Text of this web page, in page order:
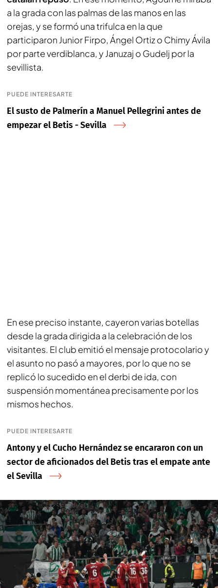
a la grada con las palmas de las manos en las
orejas, y se formó una trifulca en la que
participaron Junior Firpo, Ángel Ortiz o Chimy Ávila
por parte verdiblanca, y Januzaj o Gudelj por la
sevillista.
PUEDE INTERESARTE
El susto de Palmerín a Manuel Pellegrini antes de
empezar el Betis - Sevilla
En ese preciso instante, cayeron varias botellas
desde la grada dirigida a la celebración de los
visitantes. El club emitió el mensaje protocolario y
el asunto no pasó a mayores, por lo que no se
replicó lo sucedido en el derbi de ida, con
suspensión momentánea precisamente por los
mismos hechos.
PUEDE INTERESARTE
Antony y el Cucho Hernández se encararon con un
sector de aficionados del Betis tras el empate ante
el Sevilla